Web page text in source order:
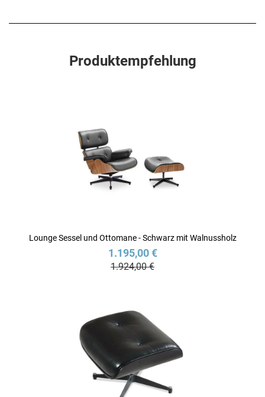
Produktempfehlung
Lounge Sessel und Ottomane - Schwarz mit Walnussholz
1.195,00 €
1.924,00 €